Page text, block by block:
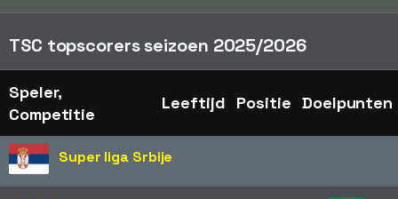
TSC topscorers seizoen 2025/2026
Speler,
Competitie
Leeftijd Positie Doelpunten
Super liga Srbije